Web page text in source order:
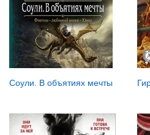
Соули. В объятиях мечты